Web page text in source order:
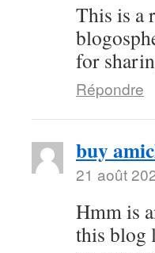
This is a
for
Répondre
buy
21 août
Hmm is
this blog